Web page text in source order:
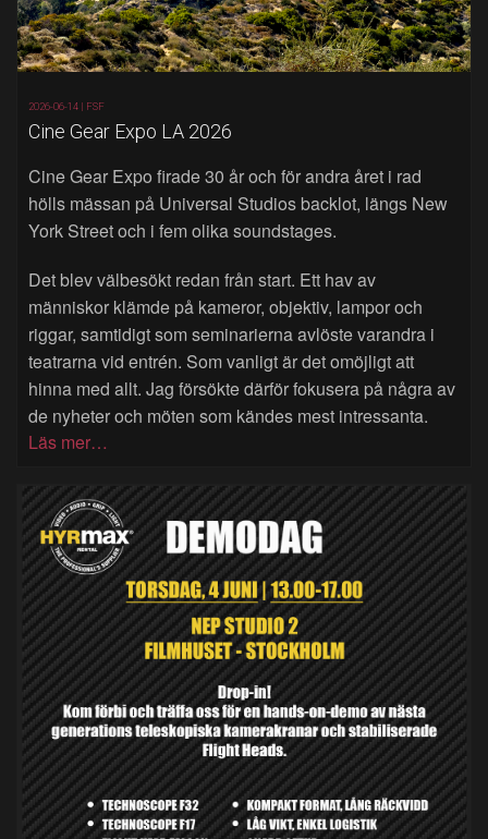
2026-06-14 | FSF
Cine Gear Expo LA 2026
Cine Gear Expo firade 30 år och för andra året i rad
hölls mässan på Universal Studios backlot, längs New
York Street och i fem olika soundstages.
Det blev välbesökt redan från start. Ett hav av
människor klämde på kameror, objektiv, lampor och
riggar, samtidigt som seminarierna avlöste varandra i
teatrarna vid entrén. Som vanligt är det omöjligt att
hinna med allt. Jag försökte därför fokusera på några av
de nyheter och möten som kändes mest intressanta.
Läs mer…